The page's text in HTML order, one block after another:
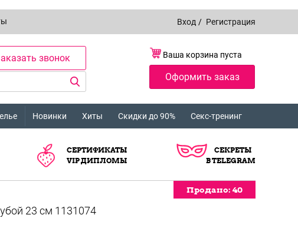
Вход / Регистрация
звонок Ваша корзина пуста
Оформить заказ
Новинки Хиты Скидки до 90% Секс-тренинг
СЕРТИФИКАТЫ
VIP ДИПЛОМЫ
СЕКРЕТЫ
В TELEGRAM
Продано: 40
Продано: 40
Продано: 40
Продано: 40
Продано: 40
Продано: 40
Продано: 40